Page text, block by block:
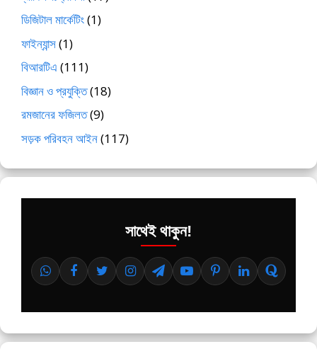
ডিজিটাল মার্কেটিং(1)
ফাইন্যান্স(1)
বিআরটিএ (111)
বিজ্ঞান ও প্রযুক্তি(18)
রমজানের ফজিলত(9)
সড়ক পরিবহন আইন(117)
সাথেই থাকুন!